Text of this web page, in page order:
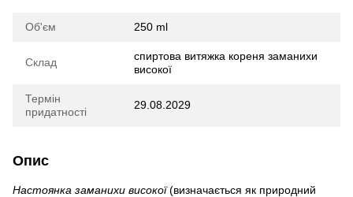
Об'єм 250 ml
Склад
спиртова витяжка кореня заманихи
високої
Термін
придатності
29.08.2029
Опис
Настоянка заманихи високої(визначається як природний